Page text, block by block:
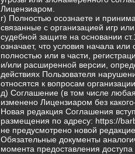
Лицензиаром.
г) Полностью осознаете и
связанные с организацией игр
судебной защите на основании
означает, что условия начала
полностью или в части,
и/или расширенной версии,
действиях Пользователя
относятся к вопросам
д) Соглашение (в том числе
изменено Лицензиаром без
Новая редакция Соглашения
размещения по адресу: https://
не предусмотрено новой
Обязательные документы
момента предоставления доступа